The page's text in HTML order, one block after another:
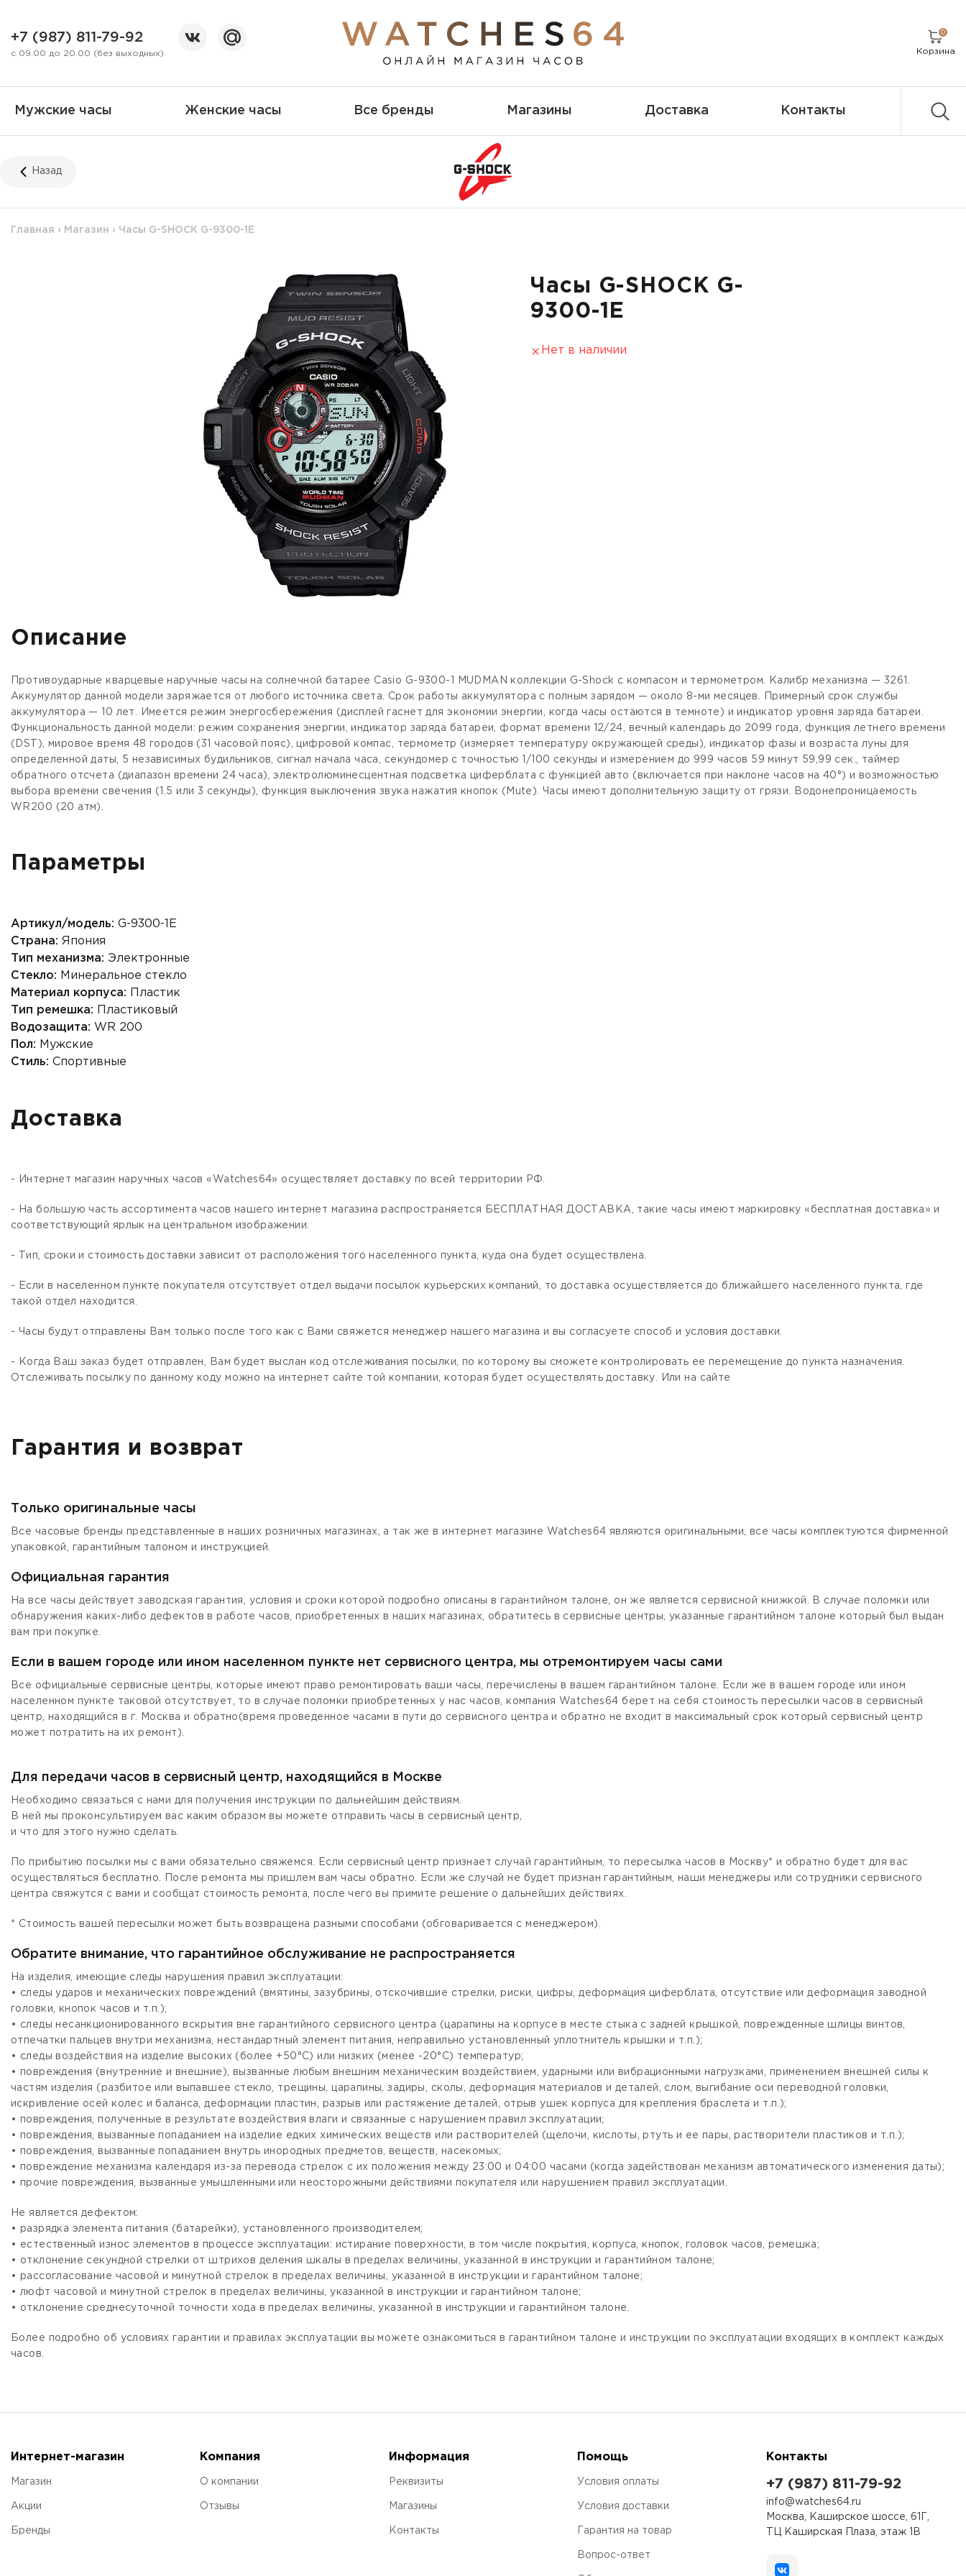
+7 (987) 811-79-92
с 09.00 до 20.00 (без выходных)
0
Корзина
Мужские часы Женские часы Все бренды Магазины Доставка Контакты
Назад
Главная › Магазин › Часы G-SHOCK G-9300-1E
Часы G-SHOCK G-
9300-1E
Нет в наличии
Описание
Противоударные кварцевые наручные часы на солнечной батарее Casio G-9300-1 MUDMAN коллекции G-Shock с компасом и термометром. Калибр механизма — 3261.
Аккумулятор данной модели заряжается от любого источника света. Срок работы аккумулятора с полным зарядом — около 8-ми месяцев. Примерный срок службы
аккумулятора — 10 лет. Имеется режим энергосбережения (дисплей гаснет для экономии энергии, когда часы остаются в темноте) и индикатор уровня заряда батареи.
Функциональность данной модели: режим сохранения энергии, индикатор заряда батареи, формат времени 12/24, вечный календарь до 2099 года, функция летнего времени
(DST), мировое время 48 городов (31 часовой пояс), цифровой компас, термометр (измеряет температуру окружающей среды), индикатор фазы и возраста луны для
определенной даты, 5 независимых будильников, сигнал начала часа, секундомер с точностью 1/100 секунды и измерением до 999 часов 59 минут 59,99 cек., таймер
обратного отсчета (диапазон времени 24 часа), электролюминесцентная подсветка циферблата с функцией авто (включается при наклоне часов на 40°) и возможностью
выбора времени свечения (1.5 или 3 секунды), функция выключения звука нажатия кнопок (Mute). Часы имеют дополнительную защиту от грязи. Водонепроницаемость
WR200 (20 атм).
Параметры
Артикул/модель: G-9300-1E
Страна: Япония
Тип механизма: Электронные
Стекло: Минеральное стекло
Материал корпуса: Пластик
Тип ремешка: Пластиковый
Водозащита: WR 200
Пол: Мужские
Стиль: Спортивные
Доставка
- Интернет магазин наручных часов «Watches64» осуществляет доставку по всей территории РФ.
- На большую часть ассортимента часов нашего интернет магазина распространяется БЕСПЛАТНАЯ ДОСТАВКА, такие часы имеют маркировку «бесплатная доставка» и
соответствующий ярлык на центральном изображении.
- Тип, сроки и стоимость доставки зависит от расположения того населенного пункта, куда она будет осуществлена.
- Если в населенном пункте покупателя отсутствует отдел выдачи посылок курьерских компаний, то доставка осуществляется до ближайшего населенного пункта, где
такой отдел находится.
- Часы будут отправлены Вам только после того как с Вами свяжется менеджер нашего магазина и вы согласуете способ и условия доставки.
- Когда Ваш заказ будет отправлен, Вам будет выслан код отслеживания посылки, по которому вы сможете контролировать ее перемещение до пункта назначения.
Отслеживать посылку по данному коду можно на интернет сайте той компании, которая будет осуществлять доставку. Или на сайте
Гарантия и возврат
Только оригинальные часы
Все часовые бренды представленные в наших розничных магазинах, а так же в интернет магазине Watches64 являются оригинальными, все часы комплектуются фирменной
упаковкой, гарантийным талоном и инструкцией.
Официальная гарантия
На все часы действует заводская гарантия, условия и сроки которой подробно описаны в гарантийном талоне, он же является сервисной книжкой. В случае поломки или
обнаружения каких-либо дефектов в работе часов, приобретенных в наших магазинах, обратитесь в сервисные центры, указанные гарантийном талоне который был выдан
вам при покупке.
Если в вашем городе или ином населенном пункте нет сервисного центра, мы отремонтируем часы сами
Все официальные сервисные центры, которые имеют право ремонтировать ваши часы, перечислены в вашем гарантийном талоне. Если же в вашем городе или ином
населенном пункте таковой отсутствует, то в случае поломки приобретенных у нас часов, компания Watches64 берет на себя стоимость пересылки часов в сервисный
центр, находящийся в г. Москва и обратно(время проведенное часами в пути до сервисного центра и обратно не входит в максимальный срок который сервисный центр
может потратить на их ремонт).
Для передачи часов в сервисный центр, находящийся в Москве
Необходимо связаться с нами для получения инструкции по дальнейшим действиям.
В ней мы проконсультируем вас каким образом вы можете отправить часы в сервисный центр,
и что для этого нужно сделать.
По прибытию посылки мы с вами обязательно свяжемся. Если сервисный центр признает случай гарантийным, то пересылка часов в Москву* и обратно будет для вас
осуществляться бесплатно. После ремонта мы пришлем вам часы обратно. Если же случай не будет признан гарантийным, наши менеджеры или сотрудники сервисного
центра свяжутся с вами и сообщат стоимость ремонта, после чего вы примите решение о дальнейших действиях.
* Стоимость вашей пересылки может быть возвращена разными способами (обговаривается с менеджером).
Обратите внимание, что гарантийное обслуживание не распространяется
На изделия, имеющие следы нарушения правил эксплуатации:
• следы ударов и механических повреждений (вмятины, зазубрины, отскочившие стрелки, риски, цифры, деформация циферблата, отсутствие или деформация заводной
головки, кнопок часов и т.п.);
• следы несанкционированного вскрытия вне гарантийного сервисного центра (царапины на корпусе в месте стыка с задней крышкой, поврежденные шлицы винтов,
отпечатки пальцев внутри механизма, нестандартный элемент питания, неправильно установленный уплотнитель крышки и т.п.);
• следы воздействия на изделие высоких (более +50°С) или низких (менее -20°С) температур;
• повреждения (внутренние и внешние), вызванные любым внешним механическим воздействием, ударными или вибрационными нагрузками, применением внешней силы к
частям изделия (разбитое или выпавшее стекло, трещины, царапины, задиры, сколы, деформация материалов и деталей, слом, выгибание оси переводной головки,
искривление осей колес и баланса, деформации пластин, разрыв или растяжение деталей, отрыв ушек корпуса для крепления браслета и т.п.);
• повреждения, полученные в результате воздействия влаги и связанные с нарушением правил эксплуатации;
• повреждения, вызванные попаданием на изделие едких химических веществ или растворителей (щелочи, кислоты, ртуть и ее пары, растворители пластиков и т.п.);
• повреждения, вызванные попаданием внутрь инородных предметов, веществ, насекомых;
• повреждение механизма календаря из-за перевода стрелок с их положения между 23:00 и 04:00 часами (когда задействован механизм автоматического изменения даты);
• прочие повреждения, вызванные умышленными или неосторожными действиями покупателя или нарушением правил эксплуатации.
Не является дефектом:
• разрядка элемента питания (батарейки), установленного производителем;
• естественный износ элементов в процессе эксплуатации: истирание поверхности, в том числе покрытия, корпуса, кнопок, головок часов, ремешка;
• отклонение секундной стрелки от штрихов деления шкалы в пределах величины, указанной в инструкции и гарантийном талоне;
• рассогласование часовой и минутной стрелок в пределах величины, указанной в инструкции и гарантийном талоне;
• люфт часовой и минутной стрелок в пределах величины, указанной в инструкции и гарантийном талоне;
• отклонение среднесуточной точности хода в пределах величины, указанной в инструкции и гарантийном талоне.
Более подробно об условиях гарантии и правилах эксплуатации вы можете ознакомиться в гарантийном талоне и инструкции по эксплуатации входящих в комплект каждых
часов.
Интернет-магазин
Магазин
Акции
Бренды
Компания
О компании
Отзывы
Информация
Реквизиты
Магазины
Контакты
Помощь
Условия оплаты
Условия доставки
Гарантия на товар
Вопрос-ответ
Контакты
+7 (987) 811-79-92
info@watches64.ru
Москва, Каширское шоссе, 61Г,
ТЦ Каширская Плаза, этаж 1В